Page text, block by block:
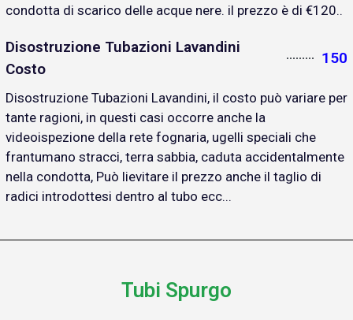
condotta di scarico delle acque nere. il prezzo è di €120..
Disostruzione Tubazioni Lavandini
Costo
150
Disostruzione Tubazioni Lavandini, il costo può variare per
tante ragioni, in questi casi occorre anche la
videoispezione della rete fognaria, ugelli speciali che
frantumano stracci, terra sabbia, caduta accidentalmente
nella condotta, Può lievitare il prezzo anche il taglio di
radici introdottesi dentro al tubo ecc...
Tubi Spurgo